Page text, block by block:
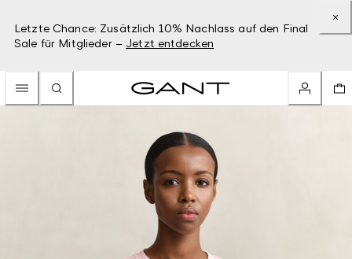
Letzte Chance: Zusätzlich 10% Nachlass auf den Final
Sale für Mitglieder – Jetzt entdecken